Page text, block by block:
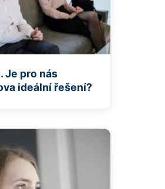
Je pro nás
ideální řešení?